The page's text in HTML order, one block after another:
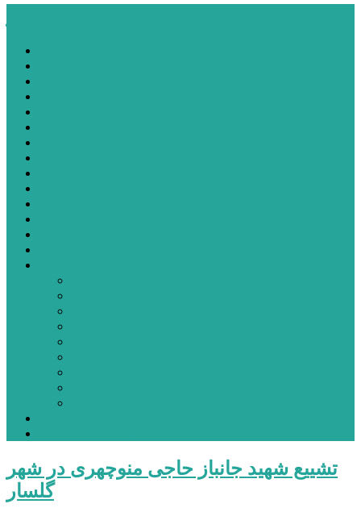
تشییع شهید جانباز حاجی منوچهری در شهر
گلسار